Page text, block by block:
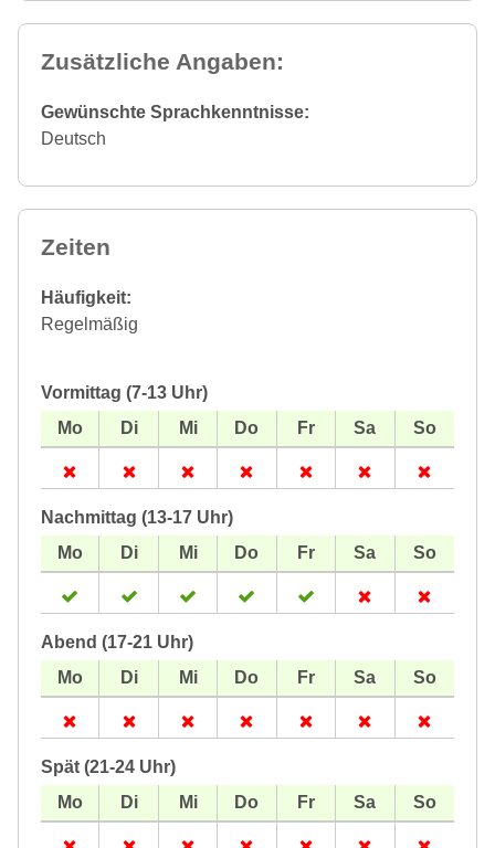
Zusätzliche Angaben:
Gewünschte Sprachkenntnisse:
Deutsch
Zeiten
Häufigkeit:
Regelmäßig
Vormittag (7-13 Uhr)
Nachmittag (13-17 Uhr)
Abend (17-21 Uhr)
Spät (21-24 Uhr)